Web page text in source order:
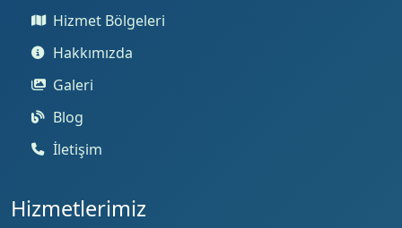
Hizmet Bölgeleri
Hakkımızda
Galeri
Blog
İletişim
Hizmetlerimiz